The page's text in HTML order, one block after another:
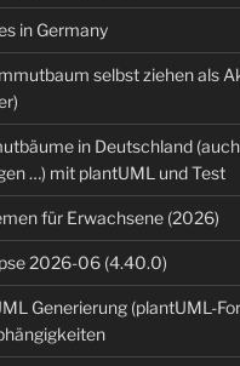
in Germany
selbst ziehen als
in Deutschland
…) mit plantUML und Test
für Erwachsene (2026)
2026-06 (4.40.0)
Generierung (plantUML-